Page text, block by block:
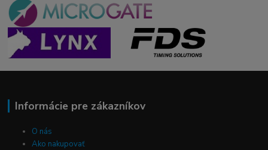
Informácie pre zákazníkov
O nás
Ako nakupovať